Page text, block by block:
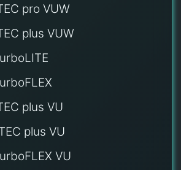
pro VUW
plus VUW
plus VU
plus VU
VU